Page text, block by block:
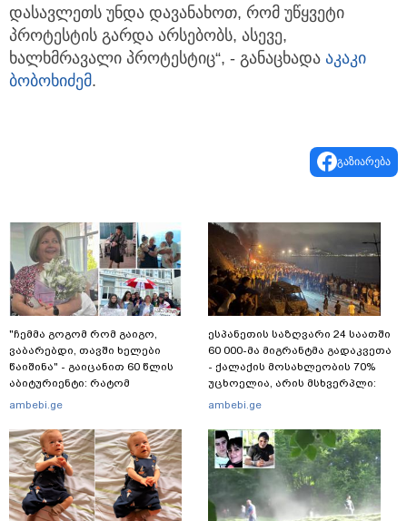
დასავლეთს უნდა დავანახოთ, რომ უწყვეტი
პროტესტის გარდა არსებობს, ასევე,
ხალხმრავალი პროტესტიც“, - განაცხადა აკაკი
ბობოხიძემ.
გაზიარება
"ჩემმა გოგომ რომ გაიგო,
ვაბარებდი, თავში ხელები
წაიშინა" - გაიცანით 60 წლის
აბიტურიენტი: რატომ
გადაწყვიტა ბაგრატიონთა
გამოცდებზე გასვლა
ambebi.ge
ესპანეთის საზღვარი 24 საათში
60 000-მა მიგრანტმა გადაკვეთა
- ქალაქის მოსახლეობის 70%
უცხოელია, არის მსხვერპლი:
ბოლო ცნობები სეუტადან,
გასვლის ეშინიათ
ambebi.ge